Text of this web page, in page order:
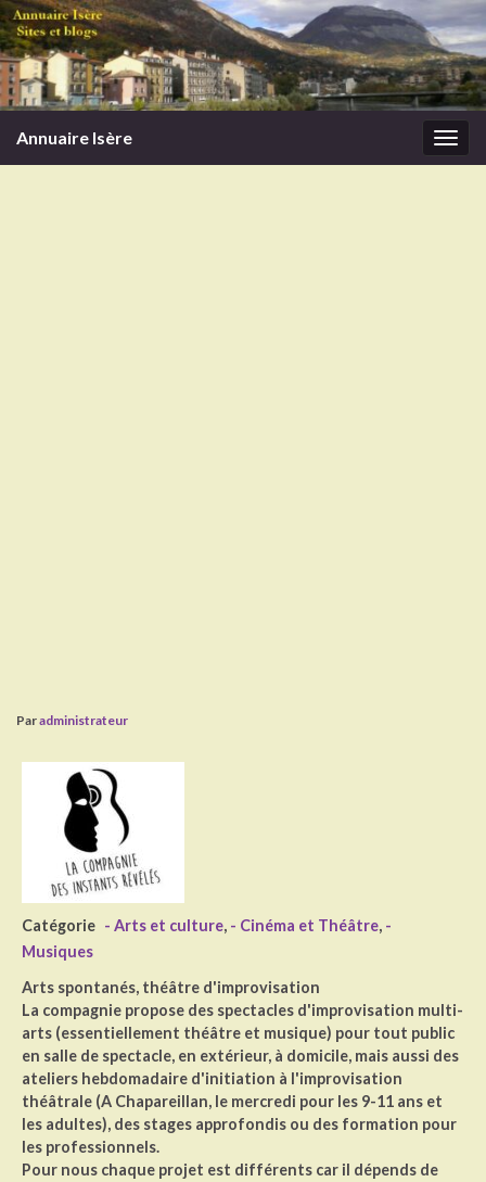
Annuaire Isère
Paradministrateur
Catégorie - Arts et culture, - Cinéma et Théâtre, -
Musiques
Arts spontanés, théâtre d'improvisation
La compagnie propose des spectacles d'improvisation multi-
arts (essentiellement théâtre et musique) pour tout public
en salle de spectacle, en extérieur, à domicile, mais aussi des
ateliers hebdomadaire d'initiation à l'improvisation
théâtrale (A Chapareillan, le mercredi pour les 9-11 ans et
les adultes), des stages approfondis ou des formation pour
les professionnels.
Pour nous chaque projet est différents car il dépends de